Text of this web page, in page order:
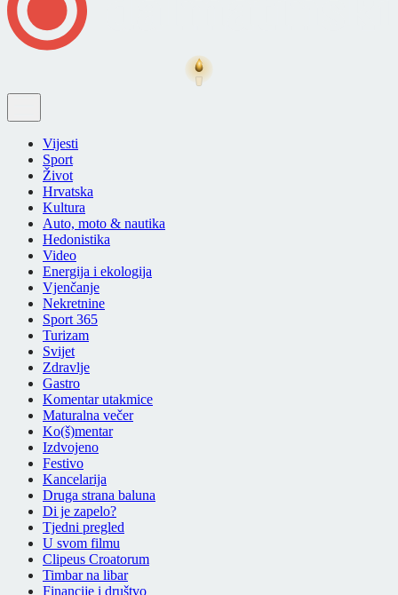
Vijesti
Sport
Život
Hrvatska
Kultura
Auto, moto & nautika
Hedonistika
Video
Energija i ekologija
Vjenčanje
Nekretnine
Sport 365
Turizam
Svijet
Zdravlje
Gastro
Komentar utakmice
Maturalna večer
Ko(š)mentar
Izdvojeno
Festivo
Kancelarija
Druga strana baluna
Di je zapelo?
Tjedni pregled
U svom filmu
Clipeus Croatorum
Timbar na libar
Financije i društvo